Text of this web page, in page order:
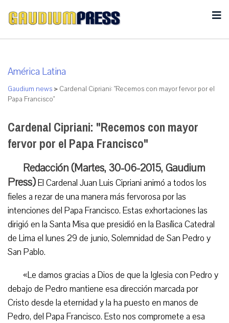
América Latina
Gaudium news > Cardenal Cipriani: "Recemos con mayor fervor por el
Papa Francisco"
Cardenal Cipriani: "Recemos con mayor
fervor por el Papa Francisco"
Redacción (Martes, 30-06-2015, Gaudium
Press)El Cardenal Juan Luis Cipriani animó a todos los
fieles a rezar de una manera más fervorosa por las
intenciones del Papa Francisco. Estas exhortaciones las
dirigió en la Santa Misa que presidió en la Basílica Catedral
de Lima el lunes 29 de junio, Solemnidad de San Pedro y
San Pablo.
«Le damos gracias a Dios de que la Iglesia con Pedro y
debajo de Pedro mantiene esa dirección marcada por
Cristo desde la eternidad y la ha puesto en manos de
Pedro, del Papa Francisco. Esto nos compromete a esa